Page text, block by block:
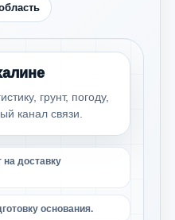
грунт, погоду,
канал связи.
доставку
основания.